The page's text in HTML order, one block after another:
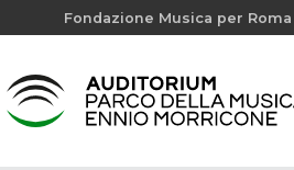
Fondazione Musica per Roma